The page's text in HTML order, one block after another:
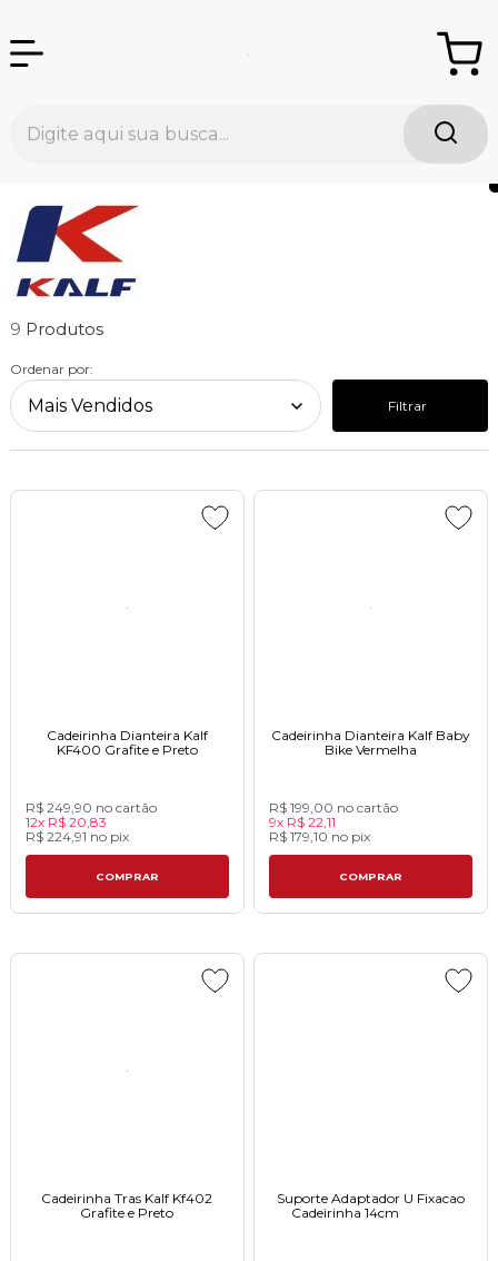
9
Ordenar por:
Filtrar
Cadeirinha Dianteira Kalf
KF400 Grafite e Preto
R$ 249,90 no cartão
12x R$ 20,83
R$ 224,91 no pix
COMPRAR
Cadeirinha Dianteira Kalf Baby
Bike Vermelha
R$ 199,00 no cartão
9x R$ 22,11
R$ 179,10 no pix
COMPRAR
Cadeirinha Tras Kalf Kf402
Grafite e Pretoㅤㅤㅤㅤㅤㅤㅤㅤ
Suporte Adaptador U Fixacao
Cadeirinha 14cm ﾠﾠﾠﾠ